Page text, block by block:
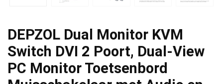
DEPZOL Dual Monitor KVM
Switch DVI 2 Poort, Dual-View
PC Monitor Toetsenbord